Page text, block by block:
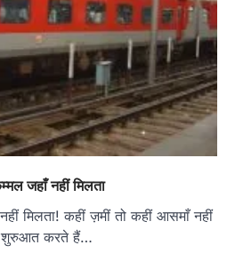
जहाँ नहीं मिलता
मिलता! कहीं ज़मीं तो कहीं आसमाँ नहीं
शुरुआत करते हैं…